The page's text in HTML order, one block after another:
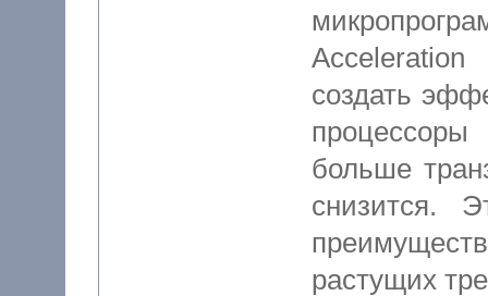
создать
процессоры
больше
снизится.
растущих